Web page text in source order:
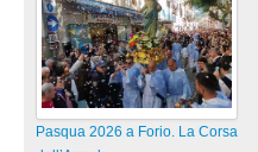
Pasqua 2026 a Forio. La Corsa